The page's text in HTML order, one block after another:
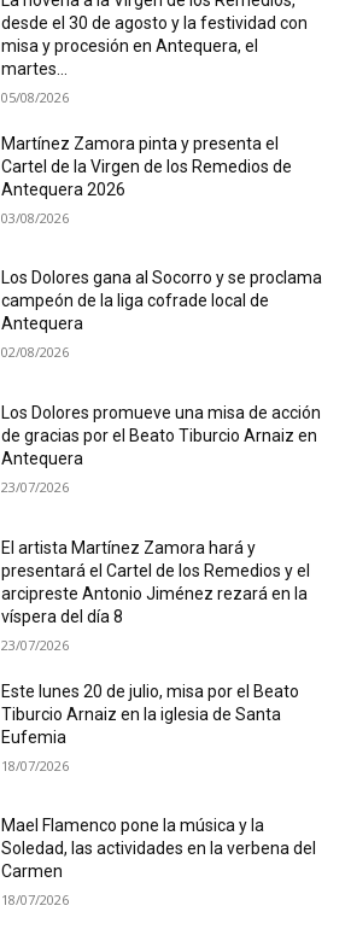
desde el 30 de agosto y la festividad con
misa y procesión en Antequera, el
martes...
05/08/2026
Martínez Zamora pinta y presenta el
Cartel de la Virgen de los Remedios de
Antequera 2026
03/08/2026
Los Dolores gana al Socorro y se proclama
campeón de la liga cofrade local de
Antequera
02/08/2026
Los Dolores promueve una misa de acción
de gracias por el Beato Tiburcio Arnaiz en
Antequera
23/07/2026
El artista Martínez Zamora hará y
presentará el Cartel de los Remedios y el
arcipreste Antonio Jiménez rezará en la
víspera del día 8
23/07/2026
Este lunes 20 de julio, misa por el Beato
Tiburcio Arnaiz en la iglesia de Santa
Eufemia
18/07/2026
Mael Flamenco pone la música y la
Soledad, las actividades en la verbena del
Carmen
18/07/2026